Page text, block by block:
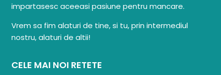
impartasesc aceeasi pasiune pentru mancare.
Vrem sa fim alaturi de tine, si tu, prin intermediul
nostru, alaturi de altii!
CELE MAI NOI RETETE